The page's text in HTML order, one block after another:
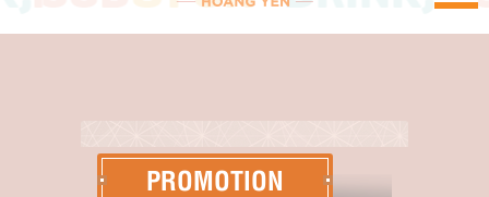
PROMOTION